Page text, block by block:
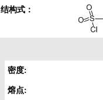
结构式：
密度:
熔点: